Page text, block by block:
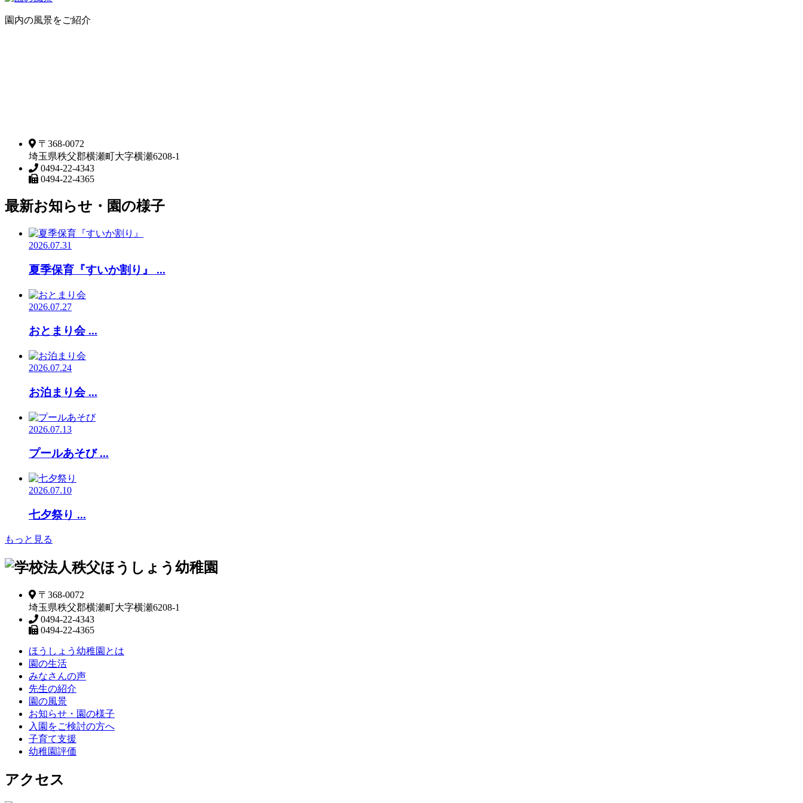
園内の風景をご紹介
〒368-0072
埼玉県秩父郡横瀬町大字横瀬6208-1
0494-22-4343
0494-22-4365
最新お知らせ・園の様子
2026.07.31
夏季保育『すいか割り』 ...
2026.07.27
おとまり会 ...
2026.07.24
お泊まり会 ...
2026.07.13
プールあそび ...
2026.07.10
七夕祭り ...
もっと見る
〒368-0072
埼玉県秩父郡横瀬町大字横瀬6208-1
0494-22-4343
0494-22-4365
ほうしょう幼稚園とは
園の生活
みなさんの声
先生の紹介
園の風景
お知らせ・園の様子
入園をご検討の方へ
子育て支援
幼稚園評価
アクセス